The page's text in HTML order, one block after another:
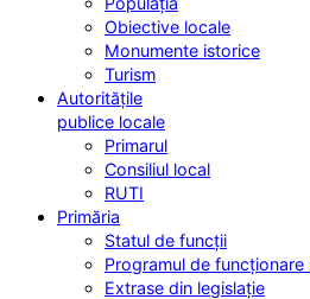
Obiective locale
Monumente istorice
Turism
Autoritățile
publice locale
Primarul
Consiliul local
RUTI
Primăria
Statul de funcții
Programul de funcționare
Extrase din legislație